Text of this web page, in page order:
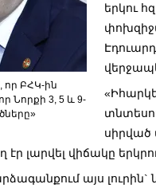
որ ԲՀԿ-ին
Նորքի 3, 5 և 9-
երկու
սիրված
լարվել վիճակը
այս